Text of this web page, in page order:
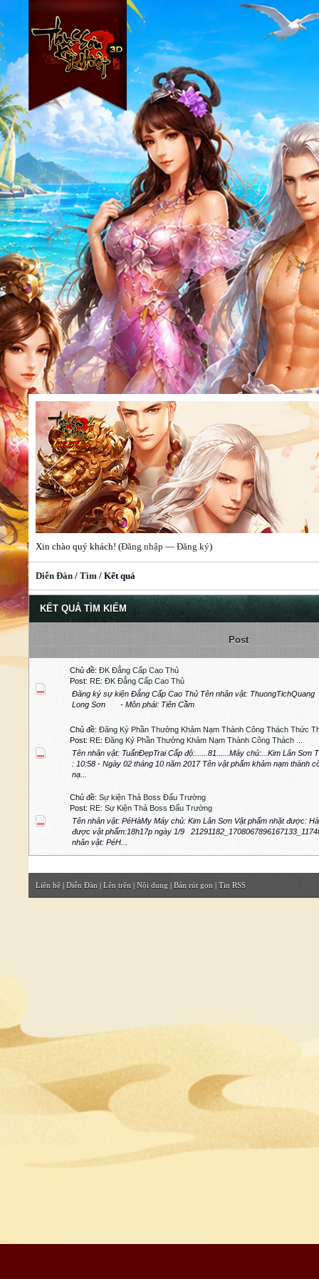
Xin chào quý khách! (Đăng nhập — Đăng ký)
Diễn Đàn / Tìm / Kết quả
KẾT QUẢ TÌM KIẾM
Post
Chủ đề: ĐK Đẳng Cấp Cao Thủ
Post: RE: ĐK Đẳng Cấp Cao Thủ
Đăng ký sự kiện Đẳng Cấp Cao Thủ Tên nhân vật:
Long Sơn - Môn phái: Tiên Cầm
Chủ đề: Đăng Ký Phần Thưởng Khảm Nạm Thành Công Thách Thức
Post: RE: Đăng Ký Phần Thưởng Khảm Nạm Thành Công Thách ...
Tên nhân vật: TuấnĐẹpTrai Cấp độ:......81......Máy chủ:...Kim Lân Sơn
: 10:58 - Ngày 02 tháng 10 năm 2017 Tên vật phẩm khảm nạm thành
nạ...
Chủ đề: Sự kiện Thả Boss Đấu Trường
Post: RE: Sự Kiện Thả Boss Đấu Trường
Tên nhân vật: PéHàMy Máy chủ: Kim Lân Sơn Vật phẩm nhặt được:
được vật phẩm:18h17p ngày 1/9
nhân vật: PéH...
Liên hệ | Diễn Đàn | Lên trên | Nội dung | Bản rút gọn | Tin RSS